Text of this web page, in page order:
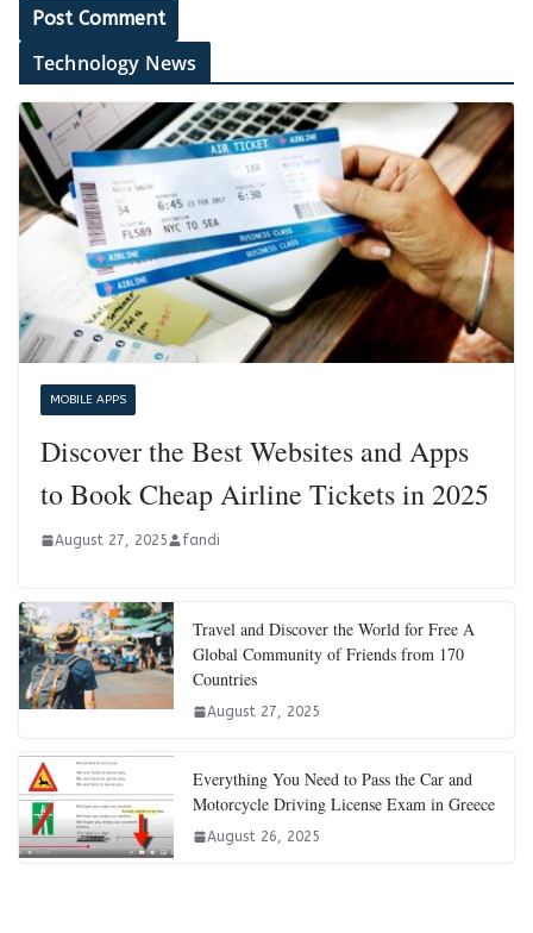
Technology News
MOBILE APPS
Discover the Best Websites and Apps
to Book Cheap Airline Tickets in 2025
August 27, 2025 fandi
Travel and Discover the World for Free A
Global Community of Friends from 170
Countries
August 27, 2025
Everything You Need to Pass the Car and
Motorcycle Driving License Exam in Greece
August 26, 2025